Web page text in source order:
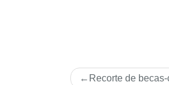
Navegación
Recorte de